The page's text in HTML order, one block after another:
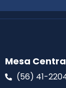
Mesa
(56) 41-